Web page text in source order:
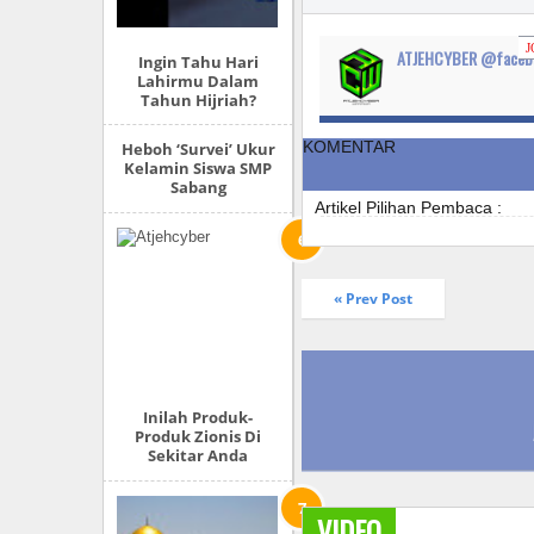
Ingin Tahu Hari
Lahirmu Dalam
Tahun Hijriah?
Heboh ‘Survei’ Ukur
Kelamin Siswa SMP
Sabang
Inilah Produk-
Produk Zionis Di
Sekitar Anda
ATJEHCYBER
KOMENTAR
Artikel Pilihan Pembaca :
« Prev Post